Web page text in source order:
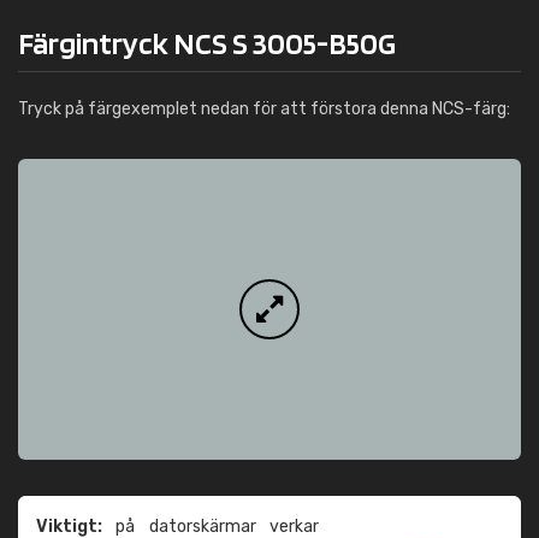
Färgintryck NCS S 3005-B50G
Tryck på färgexemplet nedan för att förstora denna NCS-färg:
Viktigt: på datorskärmar verkar